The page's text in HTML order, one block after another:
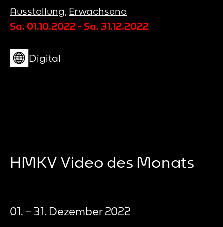
Ausstellung, Erwachsene
Sa. 01.10.2022- Sa. 31.12.2022
Digital
HMKV Video des Monats
01. – 31. Dezember 2022